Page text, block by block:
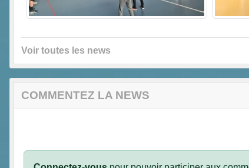
Voir toutes les news
COMMENTEZ LA NEWS